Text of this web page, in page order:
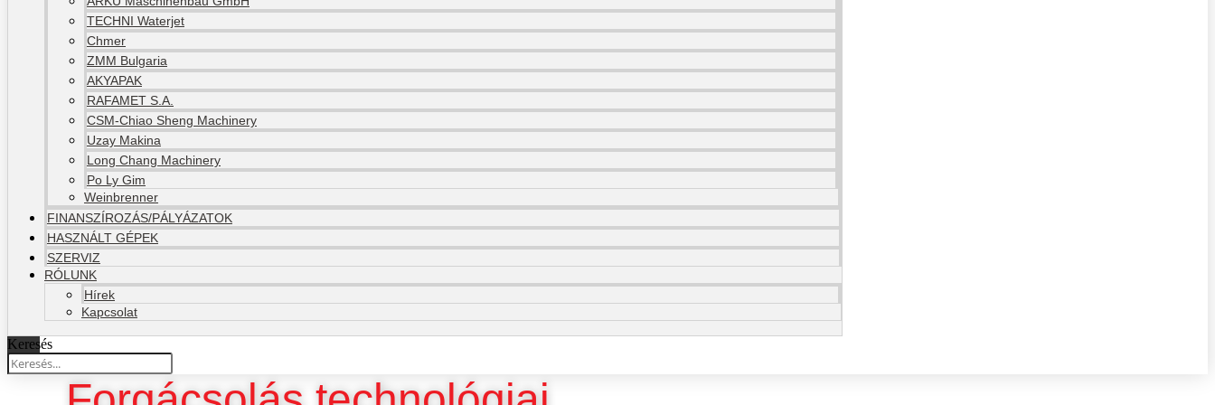
TECHNI Waterjet
Chmer
ZMM Bulgaria
AKYAPAK
RAFAMET S.A.
CSM-Chiao Sheng Machinery
Uzay Makina
Long Chang Machinery
Po Ly Gim
Weinbrenner
FINANSZÍROZÁS/PÁLYÁZATOK
HASZNÁLT GÉPEK
SZERVIZ
RÓLUNK
Hírek
Kapcsolat
Keresés